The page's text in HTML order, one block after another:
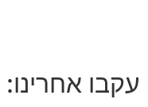
עקבו אחרינו: